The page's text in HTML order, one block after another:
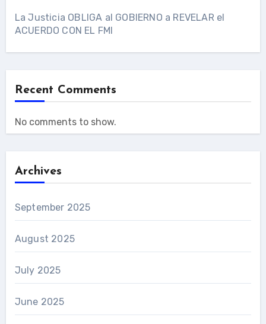
La Justicia OBLIGA al GOBIERNO a REVELAR el
ACUERDO CON EL FMI
Recent Comments
No comments to show.
Archives
September 2025
August 2025
July 2025
June 2025